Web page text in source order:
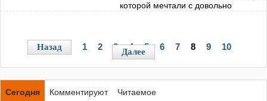
которой мечтали с довольно
Назад
1 2 3 4 5 6 7 8 9 10
Далее
Сегодня Комментируют Читаемое